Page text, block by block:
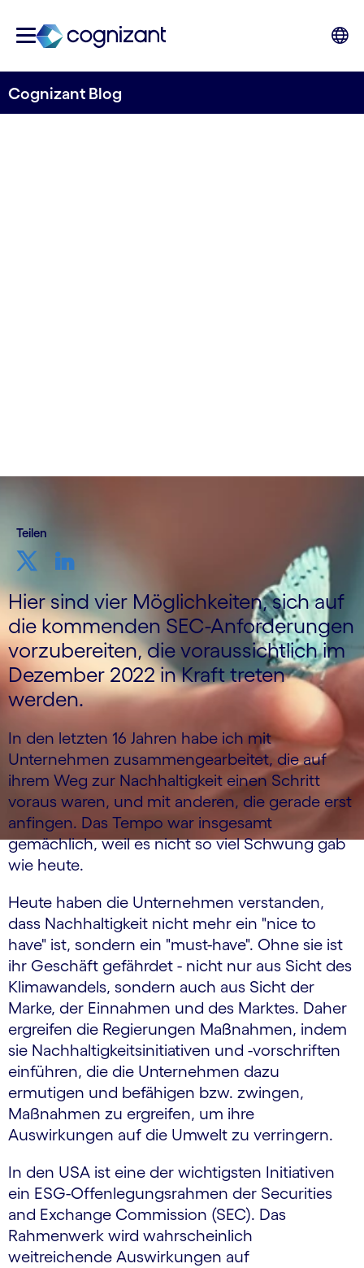
Cognizant Blog
Teilen
Hier sind vier Möglichkeiten, sich auf
die kommenden SEC-Anforderungen
vorzubereiten, die voraussichtlich im
Dezember 2022 in Kraft treten
werden.
In den letzten 16 Jahren habe ich mit
Unternehmen zusammengearbeitet, die auf
ihrem Weg zur Nachhaltigkeit einen Schritt
voraus waren, und mit anderen, die gerade erst
anfingen. Das Tempo war insgesamt
gemächlich, weil es nicht so viel Schwung gab
wie heute.
Heute haben die Unternehmen verstanden,
dass Nachhaltigkeit nicht mehr ein "nice to
have" ist, sondern ein "must-have". Ohne sie ist
ihr Geschäft gefährdet - nicht nur aus Sicht des
Klimawandels, sondern auch aus Sicht der
Marke, der Einnahmen und des Marktes. Daher
ergreifen die Regierungen Maßnahmen, indem
sie Nachhaltigkeitsinitiativen und -vorschriften
einführen, die die Unternehmen dazu
ermutigen und befähigen bzw. zwingen,
Maßnahmen zu ergreifen, um ihre
Auswirkungen auf die Umwelt zu verringern.
In den USA ist eine der wichtigsten Initiativen
ein ESG-Offenlegungsrahmen der Securities
and Exchange Commission (SEC). Das
Rahmenwerk wird wahrscheinlich
weitreichende Auswirkungen auf